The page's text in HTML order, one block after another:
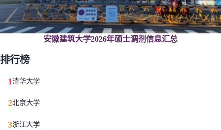
安徽建筑大学2026年硕士调剂信息汇总
排行榜
1清华大学
2北京大学
3浙江大学